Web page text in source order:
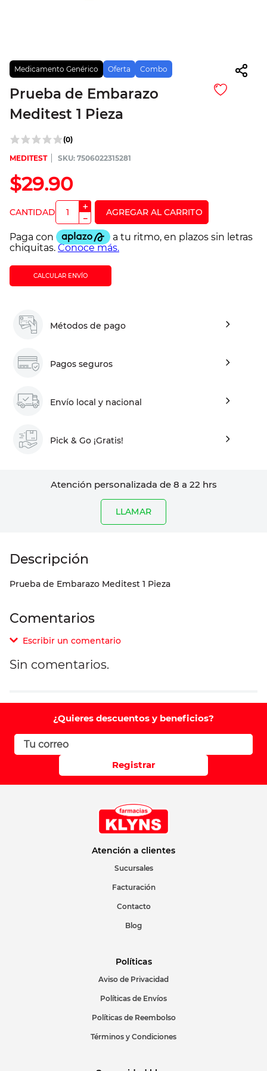
Medicamento Genérico Oferta Combo
Prueba de Embarazo
Meditest 1 Pieza
(0)
MEDITEST :7506022315281
$29.90
＋
－
CALCULAR ENVÍO
Métodos de pago
Pagos seguros
Envío local y nacional
Pick & Go ¡Gratis!
Atención personalizada de 8 a 22 hrs
LLAMAR
Prueba de Embarazo Meditest 1 Pieza
Comentarios
Escribir un comentario
Comentario
Califique el producto de 1 a 5 estrellas
Correo electrónico
ENVIAR COMENTARIO
Sin comentarios.
¿Quieres descuentos y beneficios?
Registrar
Atención a clientes
Sucursales
Facturación
Contacto
Blog
Políticas
Aviso de Privacidad
Políticas de Envíos
Políticas de Reembolso
Términos y Condiciones